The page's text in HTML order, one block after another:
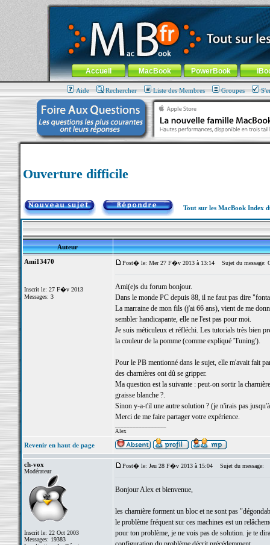
MacBook-fr.com : 100% Apple... 100% nomade !
Aller au contenu-Aller au menu général-Aller au menu de
Menu général
Accueil MacBook PowerBook
Aide Rechercher Liste des Membres Groupes
Ouverture difficile
Tout sur les MacBook Index
Auteur
Ami13470
Inscrit le: 27 F�v 2013
Messages: 3
Post� le: Mer 27 F�v 2013 à 13:14 Sujet du message:
Ami(e)s du forum bonjour.
Dans le monde PC depuis 88, il ne faut pas dire
La marraine de mon fils (j'ai 66 ans), vient de me
sembler handicapante, elle ne l'est pas pour moi.
Je suis méticuleux et réfléchi. Les tutorials très bien
la couleur de la pomme (comme expliqué 'Tuning').
Pour le PB mentionné dans le sujet, elle m'avait fait
des charnières ont dû se gripper.
Ma question est la suivante : peut-on sortir la
graisse blanche ?.
Sinon y-a-t'il une autre solution ? (je n'irais pas
Merci de me faire partager votre expérience.
Alex
Revenir en haut de page
ch-vox
Modérateur
Inscrit le: 22 Oct 2003
Messages: 19383
Post� le: Jeu 28 F�v 2013 à 15:04 Sujet du message:
Bonjour Alex et bienvenue,
les charnière forment un bloc et ne sont pas
le problème fréquent sur ces machines est un
pour ton problème, je ne vois pas de solution. je te